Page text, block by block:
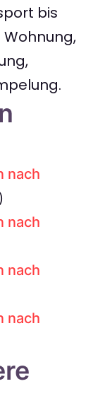
bis
nach
nach
nach
nach